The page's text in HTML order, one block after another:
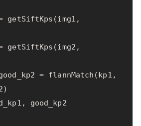
getSiftKps (img1 ,
getSiftKps (img2 ,
= flannMatch (kp1 ,
)
, good_kp2